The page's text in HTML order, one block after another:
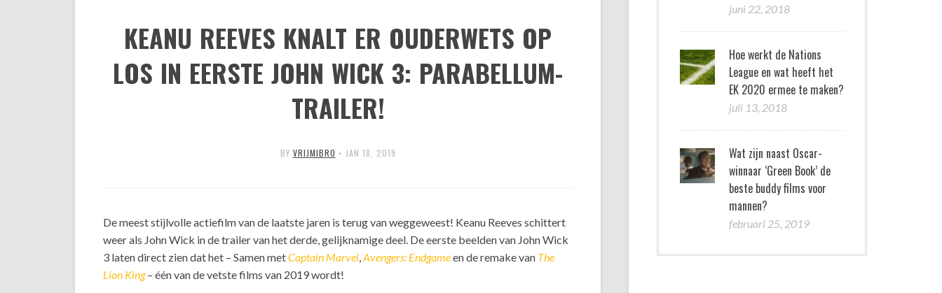
KEANU REEVES KNALT ER OUDERWETS OP
LOS IN EERSTE JOHN WICK 3: PARABELLUM-
TRAILER!
BY VRIJMIBRO • JAN 18, 2019
De meest stijlvolle actiefilm van de laatste jaren is terug van weggeweest! Keanu Reeves schittert
weer als John Wick in de trailer van het derde, gelijknamige deel. De eerste beelden van John Wick
3 laten direct zien dat het – Samen metCaptain Marvel,Avengers: Endgameen de remake van The
Lion King– één van de vetste films van 2019 wordt!
juni 22, 2018
Hoe werkt de Nations
League en wat heeft het
EK 2020 ermee te maken?
juli 13, 2018
Wat zijn naast Oscar-
winnaar ‘Green Book’ de
beste buddy films voor
mannen?
februari 25, 2019